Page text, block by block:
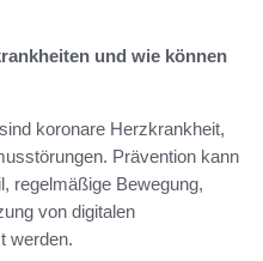
und wie können
koronare Herzkrankheit,
Prävention kann
regelmäßige Bewegung,
von digitalen
werden.